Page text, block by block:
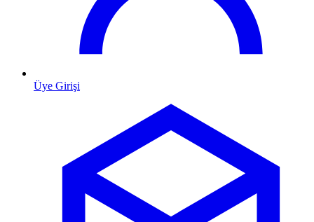
Üye Girişi